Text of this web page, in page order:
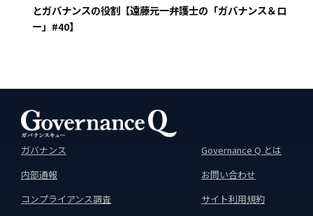
とガバナンスの役割【遠藤元一弁護士の「ガバナンス＆ロ
ー」#40】
ガバナンス
内部通報
コンプライアンス調査
Governance Q とは
お問い合わせ
サイト利用規約